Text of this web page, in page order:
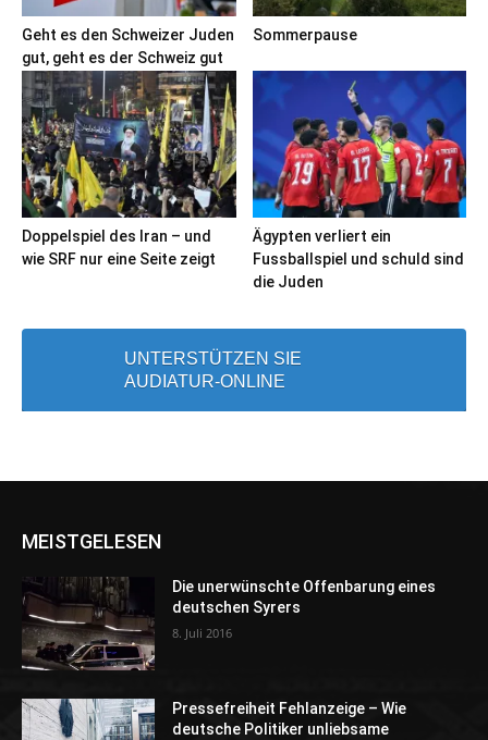
Geht es den Schweizer Juden
gut, geht es der Schweiz gut
Sommerpause
Doppelspiel des Iran – und
wie SRF nur eine Seite zeigt
Ägypten verliert ein
Fussballspiel und schuld sind
die Juden
UNTERSTÜTZEN SIE
AUDIATUR-ONLINE
MEISTGELESEN
Die unerwünschte Offenbarung eines
deutschen Syrers
8. Juli 2016
Pressefreiheit Fehlanzeige – Wie
deutsche Politiker unliebsame